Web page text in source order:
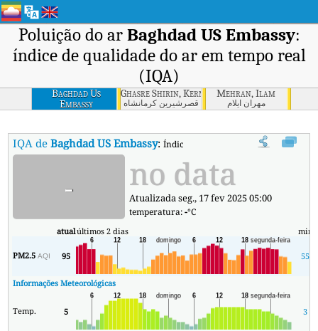
Poluição do ar Baghdad US Embassy:
índice de qualidade do ar em tempo real
(IQA)
Baghdad Us
Embassy
Ghasre Shirin, Kerman Shah
قصرشیرین كرمانشاه
Mehran, Ilam
مهران ایلام
IQA deBaghdad US Embassy:Índice de Qualidade do Ar (IQA) em
- no data
Atualizada seg., 17 fev 2025 05:00
temperatura:-°C
atualúltimos 2 dias min
PM2.5AQI 95 55
Informações Meteorológicas
Temp. 5 3